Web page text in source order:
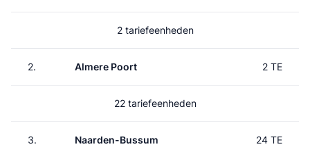
2 tariefeenheden
2. Almere Poort 2 TE
22 tariefeenheden
3. Naarden-Bussum 24 TE